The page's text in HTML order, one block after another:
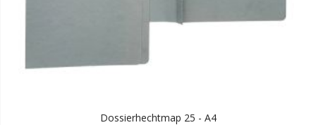
Dossierhechtmap 25 - A4